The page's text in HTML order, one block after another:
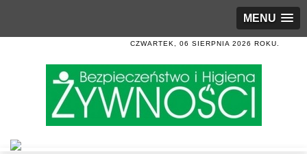
MENU
CZWARTEK, 06 SIERPNIA 2026 ROKU.